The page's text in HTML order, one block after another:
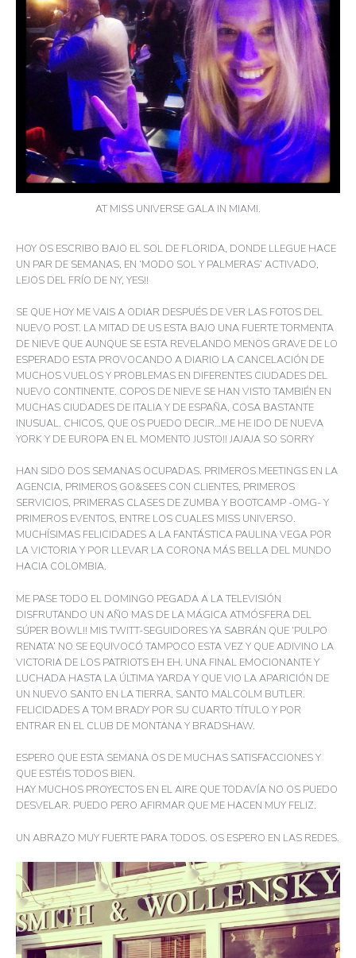
AT MISS UNIVERSE GALA IN MIAMI.
HOY OS ESCRIBO BAJO EL SOL DE FLORIDA, DONDE LLEGUE HACE
UN PAR DE SEMANAS, EN ‘MODO SOL Y PALMERAS’ ACTIVADO,
LEJOS DEL FRÍO DE NY, YES!!
SE QUE HOY ME VAIS A ODIAR DESPUÉS DE VER LAS FOTOS DEL
NUEVO POST. LA MITAD DE US ESTA BAJO UNA FUERTE TORMENTA
DE NIEVE QUE AUNQUE SE ESTA REVELANDO MENOS GRAVE DE LO
ESPERADO ESTA PROVOCANDO A DIARIO LA CANCELACIÓN DE
MUCHOS VUELOS Y PROBLEMAS EN DIFERENTES CIUDADES DEL
NUEVO CONTINENTE. COPOS DE NIEVE SE HAN VISTO TAMBIÉN EN
MUCHAS CIUDADES DE ITALIA Y DE ESPAÑA, COSA BASTANTE
INUSUAL. CHICOS, QUE OS PUEDO DECIR…ME HE IDO DE NUEVA
YORK Y DE EUROPA EN EL MOMENTO JUSTO!! JAJAJA SO SORRY
HAN SIDO DOS SEMANAS OCUPADAS. PRIMEROS MEETINGS EN LA
AGENCIA, PRIMEROS GO&SEES CON CLIENTES, PRIMEROS
SERVICIOS, PRIMERAS CLASES DE ZUMBA Y BOOTCAMP -OMG- Y
PRIMEROS EVENTOS, ENTRE LOS CUALES MISS UNIVERSO.
MUCHÍSIMAS FELICIDADES A LA FANTÁSTICA PAULINA VEGA POR
LA VICTORIA Y POR LLEVAR LA CORONA MÁS BELLA DEL MUNDO
HACIA COLOMBIA.
ME PASE TODO EL DOMINGO PEGADA A LA TELEVISIÓN
DISFRUTANDO UN AÑO MAS DE LA MÁGICA ATMÓSFERA DEL
SÚPER BOWL!! MIS TWITT-SEGUIDORES YA SABRÁN QUE ‘PULPO
RENATA’ NO SE EQUIVOCÓ TAMPOCO ESTA VEZ Y QUE ADIVINO LA
VICTORIA DE LOS PATRIOTS EH EH. UNA FINAL EMOCIONANTE Y
LUCHADA HASTA LA ÚLTIMA YARDA Y QUE VIO LA APARICIÓN DE
UN NUEVO SANTO EN LA TIERRA, SANTO MALCOLM BUTLER.
FELICIDADES A TOM BRADY POR SU CUARTO TÍTULO Y POR
ENTRAR EN EL CLUB DE MONTANA Y BRADSHAW.
ESPERO QUE ESTA SEMANA OS DE MUCHAS SATISFACCIONES Y
QUE ESTÉIS TODOS BIEN.
HAY MUCHOS PROYECTOS EN EL AIRE QUE TODAVÍA NO OS PUEDO
DESVELAR. PUEDO PERO AFIRMAR QUE ME HACEN MUY FELIZ.
UN ABRAZO MUY FUERTE PARA TODOS. OS ESPERO EN LAS REDES.